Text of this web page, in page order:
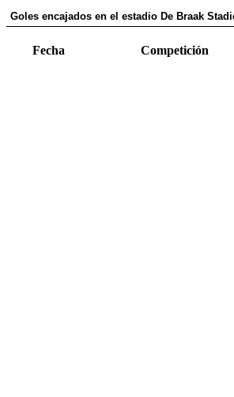
Goles encajados en el estadio De Braak
Fecha Competición